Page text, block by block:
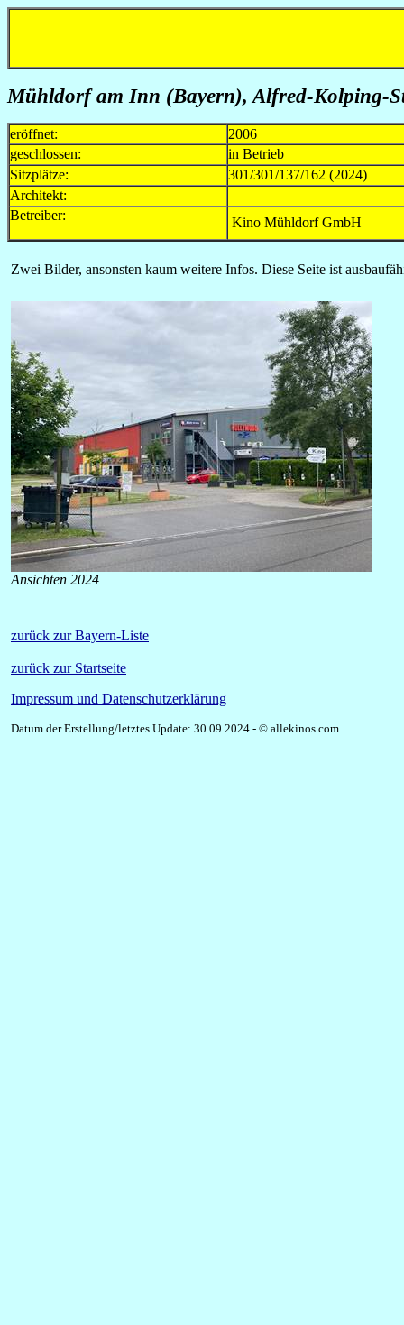
Mühldorf am Inn (Bayern), Alfred-Kolping-
eröffnet:
2006
geschlossen:
in Betrieb
Sitzplätze:
301/301/137/162 (2024)
Architekt:
Betreiber:
Kino Mühldorf GmbH
Zwei Bilder, ansonsten kaum weitere Infos. Diese Seite ist
Ansichten 2024
zurück zur Bayern-Liste
zurück zur Startseite
Impressum und Datenschutzerklärung
Datum der Erstellung/letztes Update: 30.09.2024 - © allekinos.com